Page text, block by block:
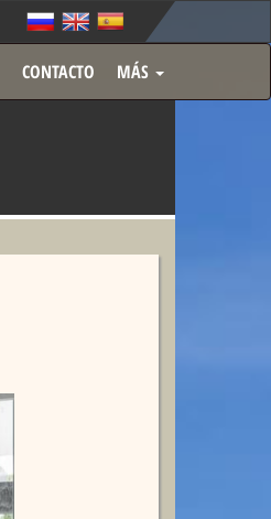
CONTACTO MÁS